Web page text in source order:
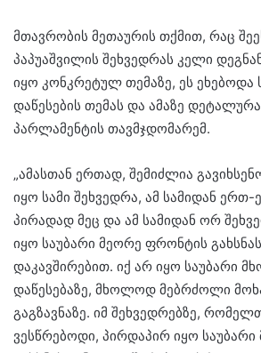
მთავრობის მეთაურის თქმით, რაც
პაპუაშვილის შეხვედრას კელი
იყო კონკრეტულ თემაზე, ეს ეხებოდა
დაწესების თემას და ამაზე
პარლამენტის თავმჯდომარემ.
„ამასთან ერთად, შემიძლია
იყო სამი შეხვედრა, ამ სამიდან
პირადად მეც და ამ სამიდან ორ
იყო საუბარი მეორე ფრონტის
დაკავშირებით. იქ არ იყო საუბარი
დაწესებაზე, მხოლოდ მებრძოლი
გაგზავნაზე. იმ შეხვედრებზე,
ვესწრებოდი, პირდაპირ იყო